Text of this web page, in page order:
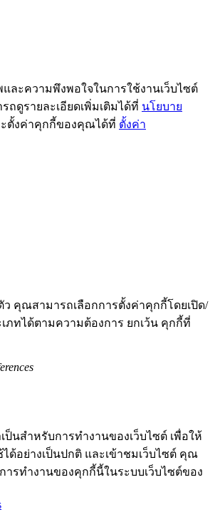
ละความพึงพอใจในการใช้งานเว็บไซต์
ถดูรายละเอียดเพิ่มเติมได้ที่ นโยบาย
ตั้งค่าคุกกี้ของคุณได้ที่ ตั้งค่า
ว คุณสามารถเลือกการตั้งค่าคุกกี้โดยเปิด/
ภทได้ตามความต้องการ ยกเว้น คุกกี้ที่
ป็นสำหรับการทำงานของเว็บไซต์ เพื่อให้
ด้อย่างเป็นปกติ และเข้าชมเว็บไซต์ คุณ
ารทำงานของคุกกี้นี้ในระบบเว็บไซต์ของ